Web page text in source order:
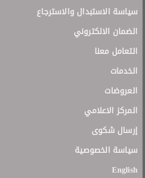
سياسة الاستبدال والاسترجاع
الضمان الالكتروني
التعامل معنا
الخدمات
العروضات
المركز الاعلامي
إرسال شكوى
سياسة الخصوصية
English